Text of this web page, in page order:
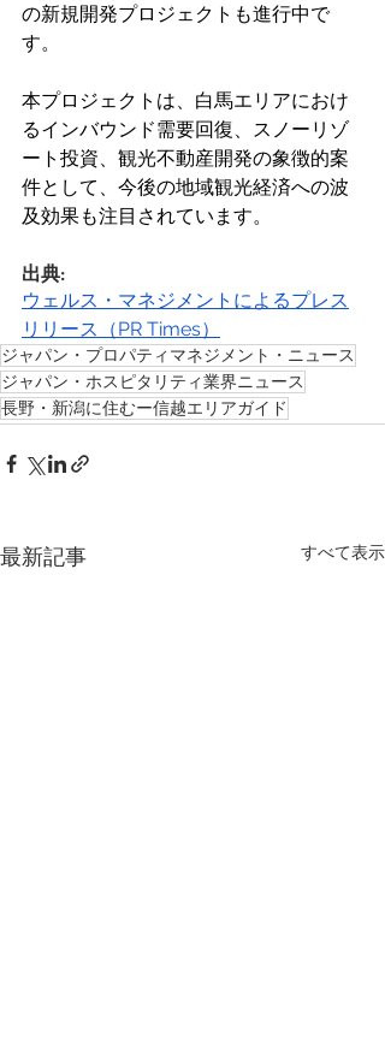
の新規開発プロジェクトも進行中で
す。
本プロジェクトは、白馬エリアにおけ
るインバウンド需要回復、スノーリゾ
ート投資、観光不動産開発の象徴的案
件として、今後の地域観光経済への波
及効果も注目されています。
出典:
ウェルス・マネジメントによるプレス
リリース（PR Times）
ジャパン・プロパティマネジメント・ニュース
ジャパン・ホスピタリティ業界ニュース
長野・新潟に住むー信越エリアガイド
最新記事 すべて表示